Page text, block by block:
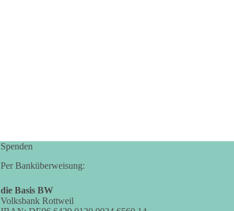
Spenden
Per Banküberweisung:
die Basis BW
Volksbank Rottweil